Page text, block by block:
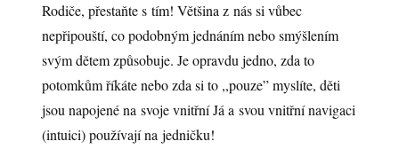
Rodiče, přestaňte s tím! Většina z nás si vůbec
nepřipouští, co podobným jednáním nebo smýšlením
svým dětem způsobuje. Je opravdu jedno, zda to
potomkům říkáte nebo zda si to ,,pouze” myslíte, děti
jsou napojené na svoje vnitřní Já a svou vnitřní navigaci
(intuici) používají na jedničku!